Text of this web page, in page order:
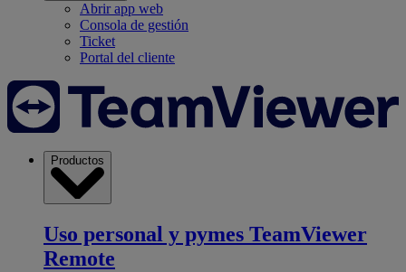
Abrir app web
Consola de gestión
Ticket
Portal del cliente
Productos
Uso personal y pymes TeamViewer
Remote